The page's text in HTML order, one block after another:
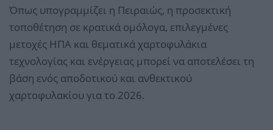
Όπως υπογραμμίζει η Πειραιώς, η προσεκτική
τοποθέτηση σε κρατικά ομόλογα, επιλεγμένες
μετοχές ΗΠΑ και θεματικά χαρτοφυλάκια
τεχνολογίας και ενέργειας μπορεί να αποτελέσει τη
βάση ενός αποδοτικού και ανθεκτικού
χαρτοφυλακίου για το 2026.